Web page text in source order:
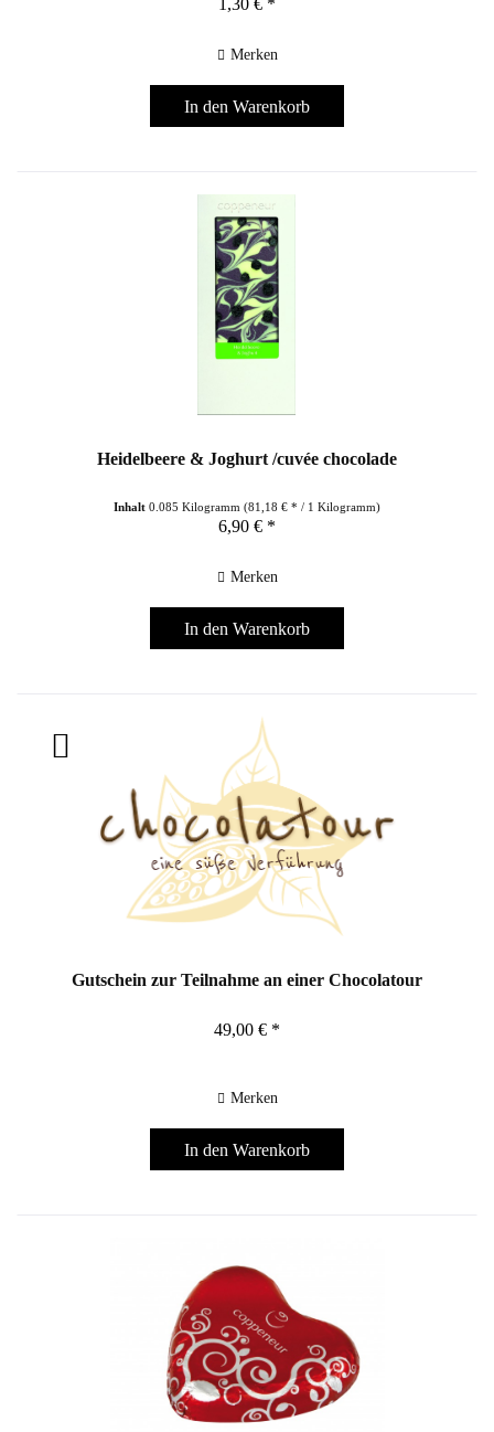
1,30 € *
Merken
In den Warenkorb
Heidelbeere & Joghurt /cuvée chocolade
Inhalt0.085 Kilogramm(81,18 € * / 1 Kilogramm)
6,90 € *
Merken
In den Warenkorb
Gutschein zur Teilnahme an einer Chocolatour
49,00 € *
Merken
In den Warenkorb